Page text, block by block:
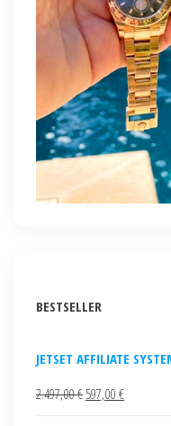
BESTSELLER
JETSET AFFILIATE
2.497,00€ 597,00 €